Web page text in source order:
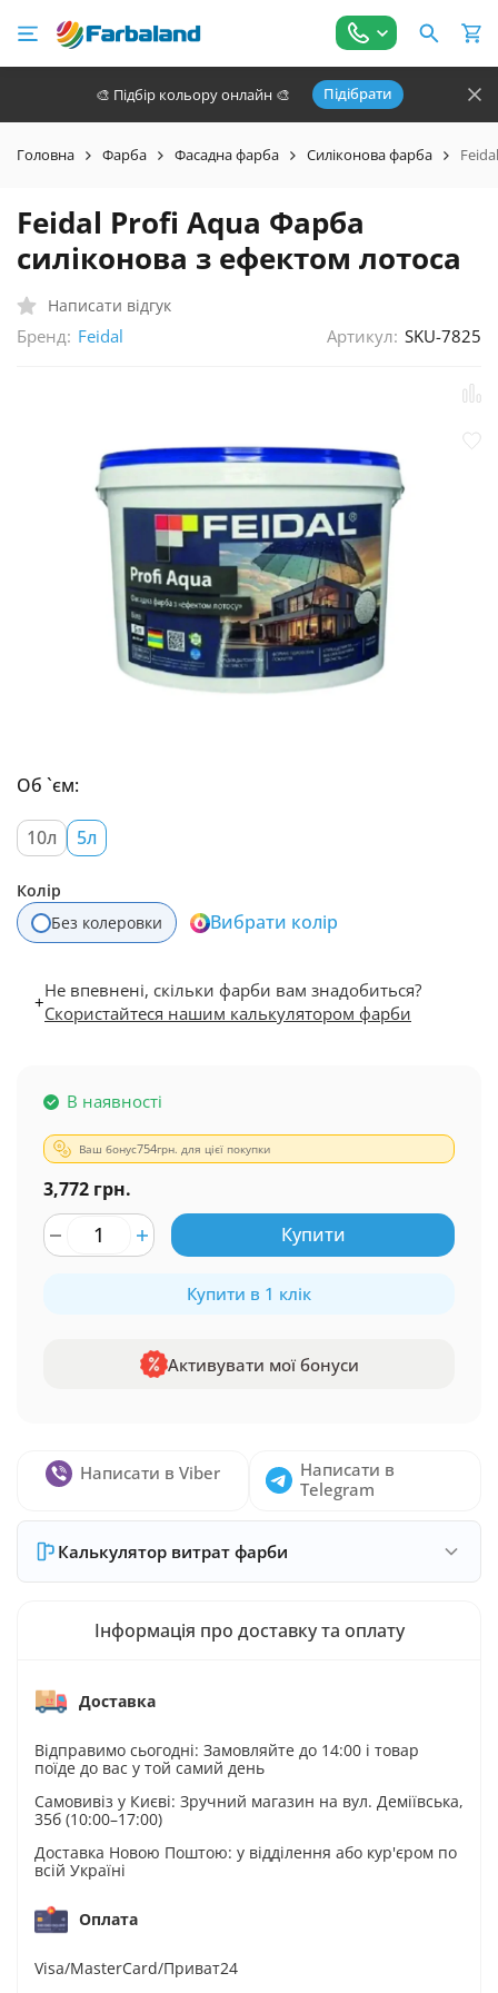
🎨 Підбір кольору онлайн 🎨 Підібрати
Головна Фарба Фасадна фарба Силіконова фарба
Feidal Profi Aqua Фарба
силіконова з ефектом лотоса
Написати відгук
Бренд: Feidal Артикул: SKU-7825
Об `єм:
10л 5л
Колір
Без колеровки
Вибрати колір
+Не впевнені, скільки фарби вам знадобиться?
Скористайтеся нашим калькулятором фарби
В наявності
Ваш бонус754грн. для цієї покупки
3,772 грн.
Купити
Купити в 1 клік
Активувати мої бонуси
Написати в Viber
Написати в
Telegram
Калькулятор витрат фарби
Інформація про доставку та оплату
Доставка
Відправимо сьогодні: Замовляйте до 14:00 і товар
поїде до вас у той самий день
Самовивіз у Києві: Зручний магазин на вул. Деміївська,
35б (10:00–17:00)
Доставка Новою Поштою: у відділення або кур'єром по
всій Україні
Оплата
Visa/MasterCard/Приват24